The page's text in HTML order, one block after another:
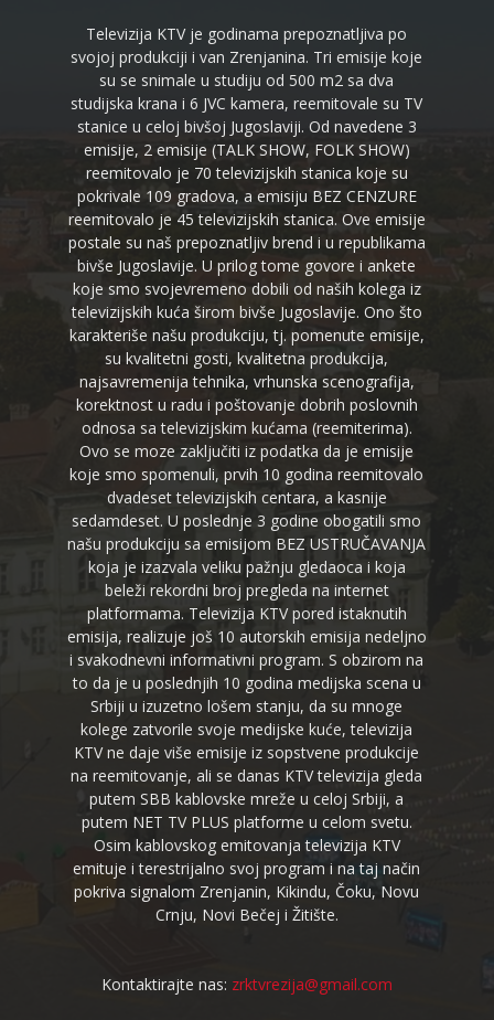
Televizija KTV je godinama prepoznatljiva po
svojoj produkciji i van Zrenjanina. Tri emisije koje
su se snimale u studiju od 500 m2 sa dva
studijska krana i 6 JVC kamera, reemitovale su TV
stanice u celoj bivšoj Jugoslaviji. Od navedene 3
emisije, 2 emisije (TALK SHOW, FOLK SHOW)
reemitovalo je 70 televizijskih stanica koje su
pokrivale 109 gradova, a emisiju BEZ CENZURE
reemitovalo je 45 televizijskih stanica. Ove emisije
postale su naš prepoznatljiv brend i u republikama
bivše Jugoslavije. U prilog tome govore i ankete
koje smo svojevremeno dobili od naših kolega iz
televizijskih kuća širom bivše Jugoslavije. Ono što
karakteriše našu produkciju, tj. pomenute emisije,
su kvalitetni gosti, kvalitetna produkcija,
najsavremenija tehnika, vrhunska scenografija,
korektnost u radu i poštovanje dobrih poslovnih
odnosa sa televizijskim kućama (reemiterima).
Ovo se moze zaključiti iz podatka da je emisije
koje smo spomenuli, prvih 10 godina reemitovalo
dvadeset televizijskih centara, a kasnije
sedamdeset. U poslednje 3 godine obogatili smo
našu produkciju sa emisijom BEZ USTRUČAVANJA
koja je izazvala veliku pažnju gledaoca i koja
beleži rekordni broj pregleda na internet
platformama. Televizija KTV pored istaknutih
emisija, realizuje još 10 autorskih emisija nedeljno
i svakodnevni informativni program. S obzirom na
to da je u poslednjih 10 godina medijska scena u
Srbiji u izuzetno lošem stanju, da su mnoge
kolege zatvorile svoje medijske kuće, televizija
KTV ne daje više emisije iz sopstvene produkcije
na reemitovanje, ali se danas KTV televizija gleda
putem SBB kablovske mreže u celoj Srbiji, a
putem NET TV PLUS platforme u celom svetu.
Osim kablovskog emitovanja televizija KTV
emituje i terestrijalno svoj program i na taj način
pokriva signalom Zrenjanin, Kikindu, Čoku, Novu
Crnju, Novi Bečej i Žitište.
Kontaktirajte nas: zrktvrezija@gmail.com